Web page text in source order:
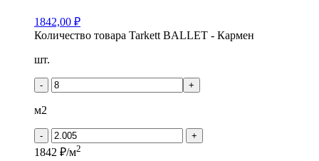
1842,00 ₽
Количество товара Tarkett BALLET - Кармен
шт.
- +
м2
- +
1842 ₽/м2